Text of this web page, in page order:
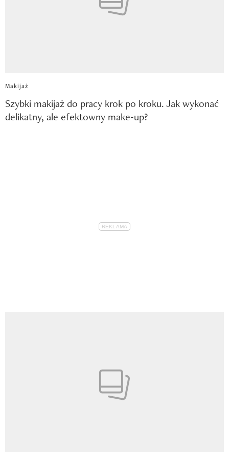
Makijaż
Szybki makijaż do pracy krok po kroku. Jak wykonać
delikatny, ale efektowny make-up?